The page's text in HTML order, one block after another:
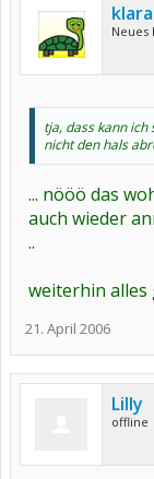
Neues
tja, dass kann
nicht den hals
... nööö das
auch wieder
..
weiterhin alles
21. April 2006
Lilly
offline